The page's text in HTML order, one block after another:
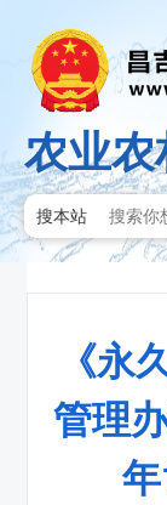
农业农
搜本站
《永
管理